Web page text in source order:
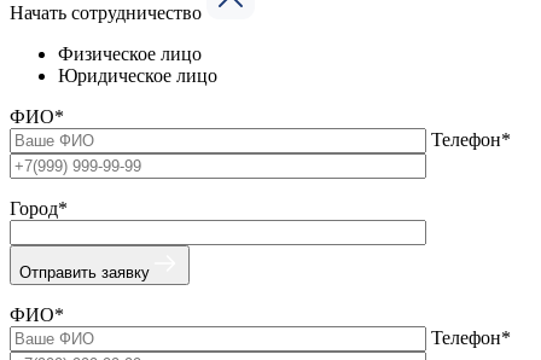
Начать сотрудничество
Физическое лицо
Юридическое лицо
ФИО*
Телефон*
Город*
Отправить заявку
ФИО*
Телефон*